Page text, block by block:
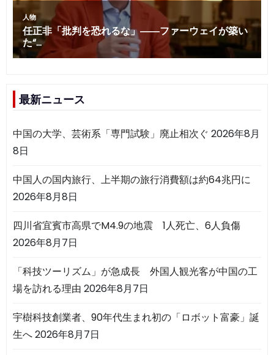
最新ニュース
中国の大学、芸術系「専門試験」廃止相次ぐ 2026年8月
8日
中国人の国内旅行、上半期の旅行消費額は約64兆円に
2026年8月8日
四川省宜賓市高県でM4.9の地震 1人死亡、6人負傷
2026年8月7日
「科技ツーリズム」が急成長 外国人観光客が中国の工
場を訪れる理由 2026年8月7日
宇樹科技創業者、90年代生まれ初の「ロボット富豪」誕
生へ2026年8月7日